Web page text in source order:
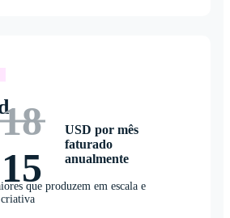
USD por mês
faturado
anualmente
que produzem em escala e